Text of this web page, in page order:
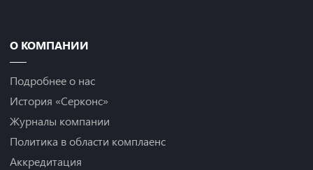
О КОМПАНИИ
Подробнее о нас
История «Серконс»
Журналы компании
Политика в области комплаенс
Аккредитация